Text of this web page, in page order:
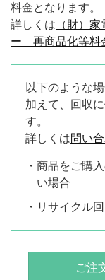
料金となります。
詳しくは （財）
ー 再商品化等料
以下のような
加えて、回収
す。
詳しくは問い
・商品をご購
い場合
・リサイクル
ご注